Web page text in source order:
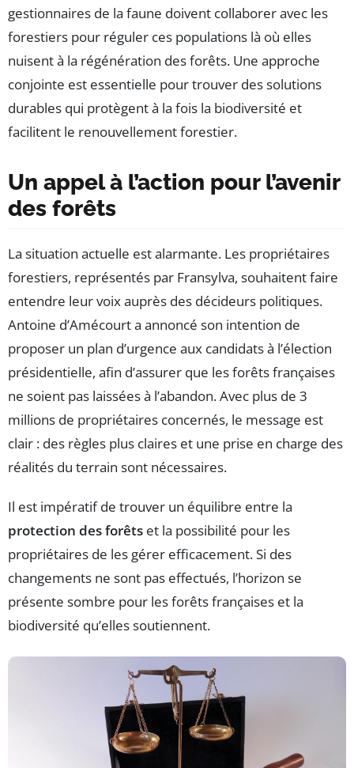
gestionnaires de la faune doivent collaborer avec les
forestiers pour réguler ces populations là où elles
nuisent à la régénération des forêts. Une approche
conjointe est essentielle pour trouver des solutions
durables qui protègent à la fois la biodiversité et
facilitent le renouvellement forestier.
Un appel à l’action pour l’avenir
des forêts
La situation actuelle est alarmante. Les propriétaires
forestiers, représentés par Fransylva, souhaitent faire
entendre leur voix auprès des décideurs politiques.
Antoine d’Amécourt a annoncé son intention de
proposer un plan d’urgence aux candidats à l’élection
présidentielle, afin d’assurer que les forêts françaises
ne soient pas laissées à l’abandon. Avec plus de 3
millions de propriétaires concernés, le message est
clair : des règles plus claires et une prise en charge des
réalités du terrain sont nécessaires.
Il est impératif de trouver un équilibre entre la
protection des forêts et la possibilité pour les
propriétaires de les gérer efficacement. Si des
changements ne sont pas effectués, l’horizon se
présente sombre pour les forêts françaises et la
biodiversité qu’elles soutiennent.